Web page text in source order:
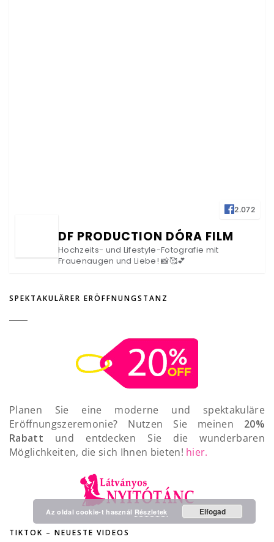
2.072
DF PRODUCTION DÓRA FILM
Hochzeits- und Lifestyle-Fotografie mit
Frauenaugen und Liebe! 📸🥰💕
SPEKTAKULÄRER ERÖFFNUNGSTANZ
Planen Sie eine moderne und spektakuläre
Eröffnungszeremonie? Nutzen Sie meinen 20%
Rabatt und entdecken Sie die wunderbaren
Möglichkeiten, die sich Ihnen bieten! hier.
TIKTOK – NEUESTE VIDEOS
Az oldal cookie-t használ Részletek Elfogad
Megbízható Oldal